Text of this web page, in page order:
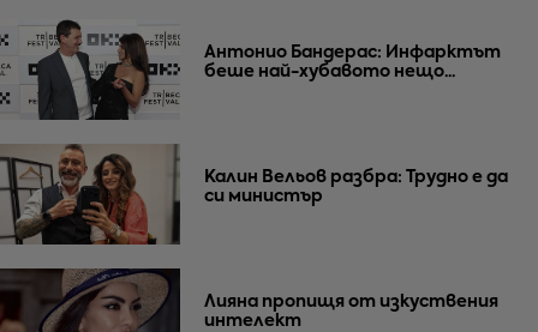
Антонио Бандерас: Инфарктът
беше най-хубавото нещо...
Калин Вельов разбра: Трудно е да
си министър
Лияна пропищя от изкуствения
интелект